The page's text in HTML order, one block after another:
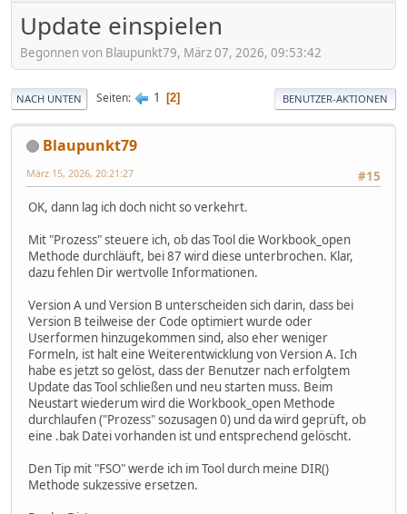
Update einspielen
Begonnen von Blaupunkt79, März 07, 2026, 09:53:42
NACH UNTEN Seiten 1 2 BENUTZER-AKTIONEN
Blaupunkt79
#15
März 15, 2026, 20:21:27
OK, dann lag ich doch nicht so verkehrt.
Mit "Prozess" steuere ich, ob das Tool die Workbook_open
Methode durchläuft, bei 87 wird diese unterbrochen. Klar,
dazu fehlen Dir wertvolle Informationen.
Version A und Version B unterscheiden sich darin, dass bei
Version B teilweise der Code optimiert wurde oder
Userformen hinzugekommen sind, also eher weniger
Formeln, ist halt eine Weiterentwicklung von Version A. Ich
habe es jetzt so gelöst, dass der Benutzer nach erfolgtem
Update das Tool schließen und neu starten muss. Beim
Neustart wiederum wird die Workbook_open Methode
durchlaufen ("Prozess" sozusagen 0) und da wird geprüft, ob
eine .bak Datei vorhanden ist und entsprechend gelöscht.
Den Tip mit "FSO" werde ich im Tool durch meine DIR()
Methode sukzessive ersetzen.